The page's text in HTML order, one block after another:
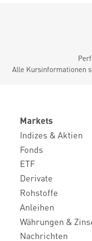
Alle Kursinformationen
Markets
Indizes & Aktien
Fonds
ETF
Derivate
Rohstoffe
Anleihen
Währungen &
Nachrichten